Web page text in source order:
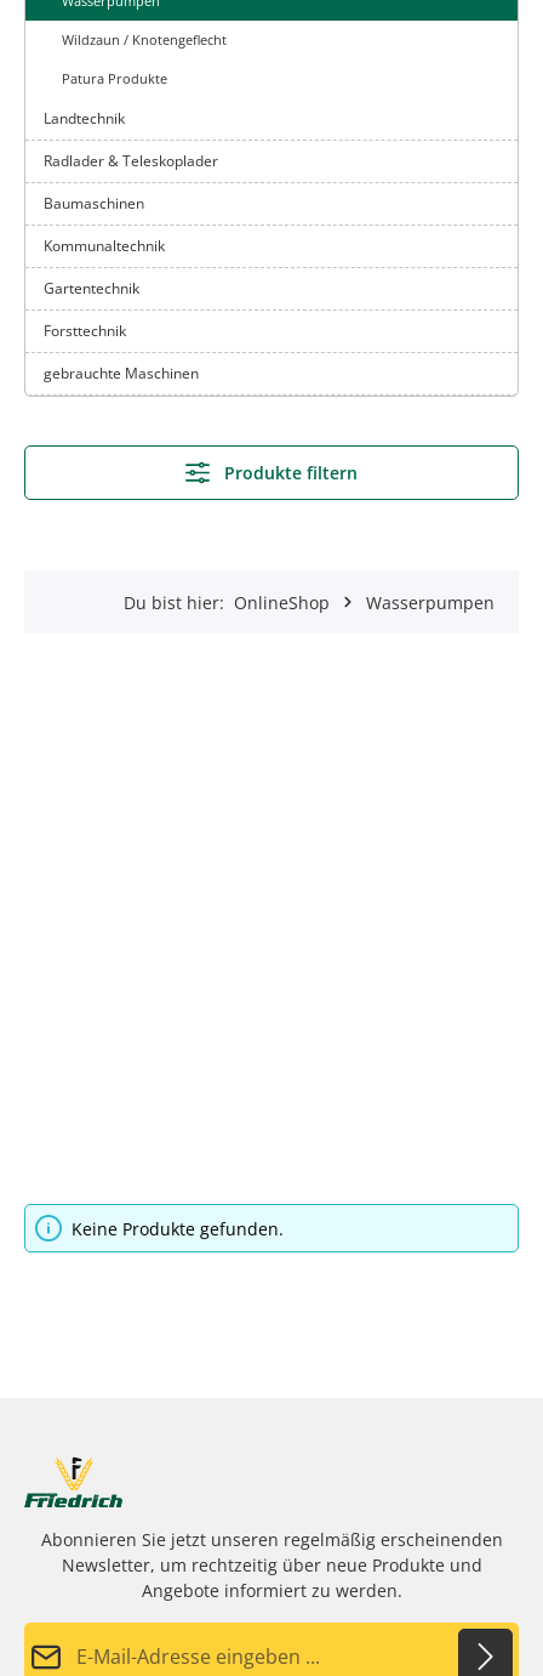
Wildzaun / Knotengeflecht
Patura Produkte
Landtechnik
Radlader & Teleskoplader
Baumaschinen
Kommunaltechnik
Gartentechnik
Forsttechnik
gebrauchte Maschinen
Produkte filtern
Du bist hier: OnlineShop Wasserpumpen
Keine Produkte gefunden.
Abonnieren Sie jetzt unseren regelmäßig erscheinenden
Newsletter, um rechtzeitig über neue Produkte und
Angebote informiert zu werden.
E-Mail-Adresse*